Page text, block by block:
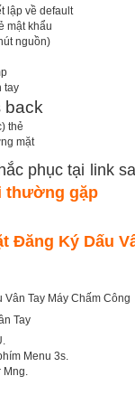
lập về default
mật khẩu
nguồn)
tay
back
thẻ
mặt
phục tại link
thường gặp
Đăng Ký Dấu
Tay
Menu 3s.
Mng.